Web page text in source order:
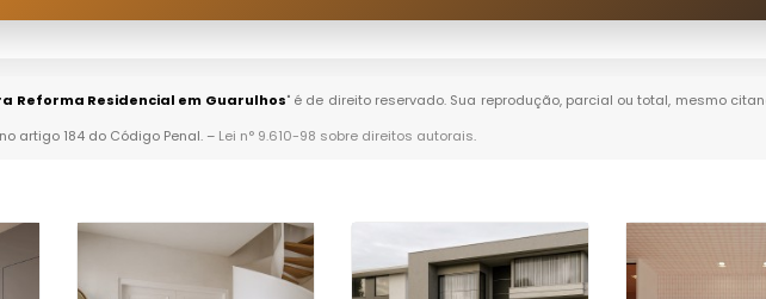
Reforma Residencial em Guarulhos" é de direito reservado. Sua reprodução, parcial ou total, mesmo
artigo 184 do Código Penal. – Lei n° 9.610-98 sobre direitos autorais.